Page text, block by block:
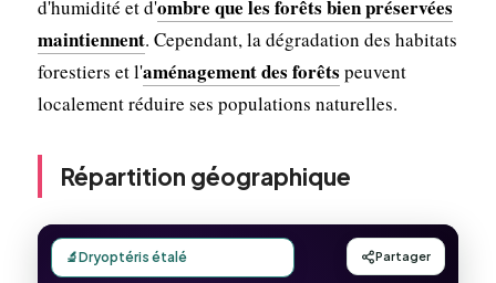
d'humidité et d'ombre que les forêts bien préservées
maintiennent. Cependant, la dégradation des habitats
forestiers et l'aménagement des forêts peuvent
localement réduire ses populations naturelles.
Répartition géographique